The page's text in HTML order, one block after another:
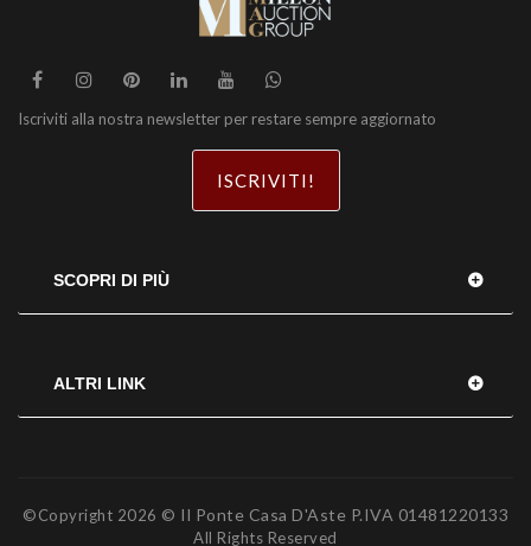
Iscriviti alla nostra newsletter per restare sempre aggiornato
ISCRIVITI!
SCOPRI DI PIÙ
ALTRI LINK
©Copyright 2026 © Il Ponte Casa D'Aste P.IVA 01481220133
All Rights Reserved